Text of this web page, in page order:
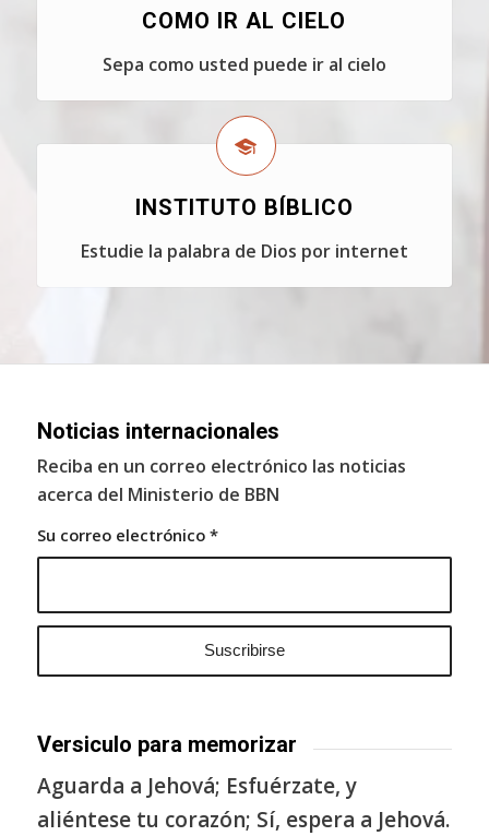
COMO IR AL CIELO
Sepa como usted puede ir al cielo
INSTITUTO BÍBLICO
Estudie la palabra de Dios por internet
Noticias internacionales
Reciba en un correo electrónico las noticias
acerca del Ministerio de BBN
Su correo electrónico *
Versiculo para memorizar
Aguarda a Jehová; Esfuérzate, y
aliéntese tu corazón; Sí, espera a Jehová.